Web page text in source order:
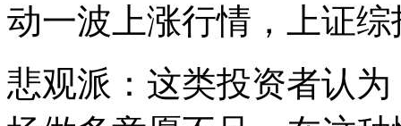
动一波上涨行情，上证
悲观派：这类投资者认